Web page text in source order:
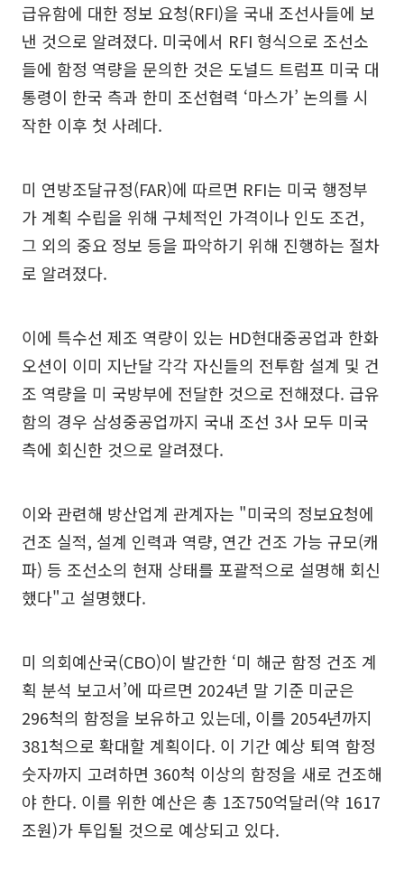
급유함에 대한 정보 요청(RFI)을 국내 조선사들에 보
낸 것으로 알려졌다. 미국에서 RFI 형식으로 조선소
들에 함정 역량을 문의한 것은 도널드 트럼프 미국 대
통령이 한국 측과 한미 조선협력 ‘마스가’ 논의를 시
작한 이후 첫 사례다.
미 연방조달규정(FAR)에 따르면 RFI는 미국 행정부
가 계획 수립을 위해 구체적인 가격이나 인도 조건,
그 외의 중요 정보 등을 파악하기 위해 진행하는 절차
로 알려졌다.
이에 특수선 제조 역량이 있는 HD현대중공업과 한화
오션이 이미 지난달 각각 자신들의 전투함 설계 및 건
조 역량을 미 국방부에 전달한 것으로 전해졌다. 급유
함의 경우 삼성중공업까지 국내 조선 3사 모두 미국
측에 회신한 것으로 알려졌다.
이와 관련해 방산업계 관계자는 "미국의 정보요청에
건조 실적, 설계 인력과 역량, 연간 건조 가능 규모(캐
파) 등 조선소의 현재 상태를 포괄적으로 설명해 회신
했다"고 설명했다.
미 의회예산국(CBO)이 발간한 ‘미 해군 함정 건조 계
획 분석 보고서’에 따르면 2024년 말 기준 미군은
296척의 함정을 보유하고 있는데, 이를 2054년까지
381척으로 확대할 계획이다. 이 기간 예상 퇴역 함정
숫자까지 고려하면 360척 이상의 함정을 새로 건조해
야 한다. 이를 위한 예산은 총 1조750억달러(약 1617
조원)가 투입될 것으로 예상되고 있다.